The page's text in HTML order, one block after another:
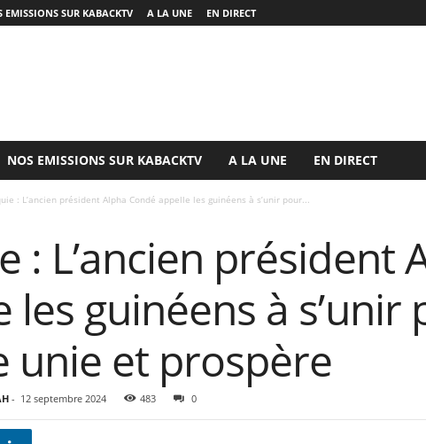
EMISSIONS SUR KABACKTV A LA UNE EN DIRECT
NOS EMISSIONS SUR KABACKTV A LA UNE EN DIRECT
: L’ancien président Alpha Condé appelle les guinéens à s’unir pour...
: L’ancien président
les guinéens à
unie et prospère
- 12 septembre 2024 483 0